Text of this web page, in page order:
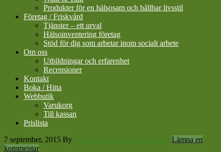
Produkter för en hälsosam och hållbar livsstil
Företag / Friskvård
Tjänster – ett urval
Hälsoinventering företag
Stöd för dig som arbetar inom socialt arbete
Om oss
Utbildningar och erfarenhet
Recensioner
Kontakt
Boka / Hitta
Webbutik
Varukorg
Till kassan
Prislista
7 september, 2015 By Din LivsstilsResurs Nina Plato Lämna en
kommentar